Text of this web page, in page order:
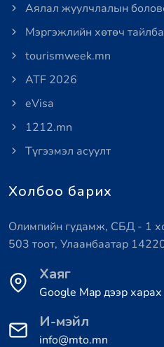
Аялал жуулчлалын
Мэргэжлийн хөтөч
tourismweek.mn
ATF 2026
eVisa
1212.mn
Түгээмэл асуулт
Холбоо барих
Олимпийн гудамж, СБД - 1
503 тоот, Улаанбаатар
Хаяг
Google Map дээр харах
И-мэйл
info@mto.mn